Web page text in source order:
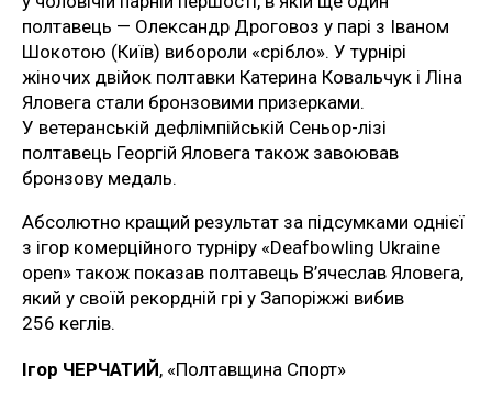
полтавець — Олександр Дроговоз у парі з Іваном
Шокотою (Київ) вибороли «срібло». У турнірі
жіночих двійок полтавки Катерина Ковальчук і Ліна
Яловега стали бронзовими призерками.
У ветеранській дефлімпійській Сеньор-лізі
полтавець Георгій Яловега також завоював
бронзову медаль.
Абсолютно кращий результат за підсумками однієї
з ігор комерційного турніру «Deafbowling Ukraine
open» також показав полтавець В’ячеслав Яловега,
який у своїй рекордній грі у Запоріжжі вибив
256 кеглів.
Ігор ЧЕРЧАТИЙ, «Полтавщина Спорт»